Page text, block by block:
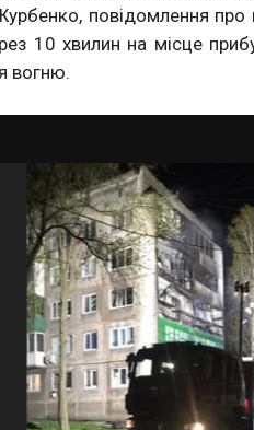
повідомлення
10 хвилин на місце
вогню.